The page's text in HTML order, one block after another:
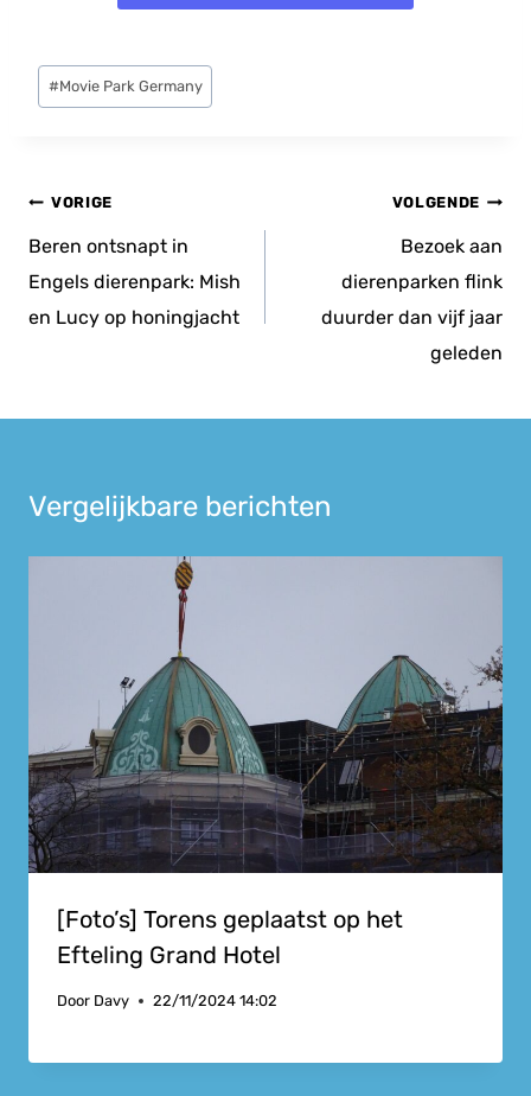
Bericht
tags:
#Movie Park Germany
Bericht
navigatie
VORIGE
Beren ontsnapt in
Engels dierenpark: Mish
en Lucy op honingjacht
VOLGENDE
Bezoek aan
dierenparken flink
duurder dan vijf jaar
geleden
Vergelijkbare berichten
[Foto’s] Torens geplaatst op het
Efteling Grand Hotel
Door Davy 22/11/2024 14:02